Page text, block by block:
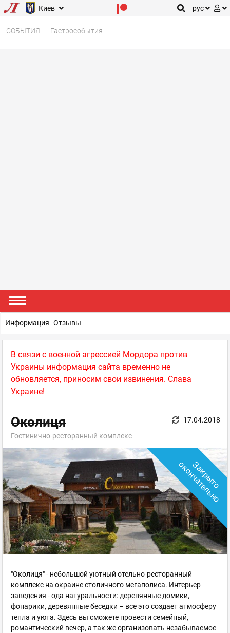
Киев рус
СОБЫТИЯ Гастрособытия
В связи с военной агрессией Мордора против
Украины информация сайта временно не
обновляется, приносим свои извинения. Слава
Украине!
Околиця
Гостинично-ресторанный комплекс
17.04.2018
З
а
к
р
ы
т
о
о
к
о
н
ч
а
т
е
л
ь
н
о
"Околиця" - небольшой уютный отельно-ресторанный
комплекс на окраине столичного мегаполиса. Интерьер
заведения - ода натуральности: деревянные домики,
фонарики, деревянные беседки – все это создает атмосферу
тепла и уюта. Здесь вы сможете провести семейный,
романтический вечер, а так же организовать незабываемое
Информация Отзывы